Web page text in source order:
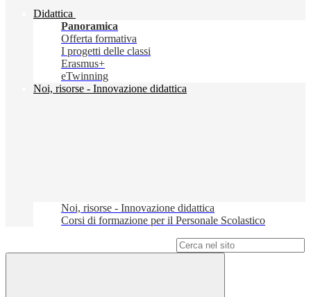
Didattica
Panoramica
Offerta formativa
I progetti delle classi
Erasmus+
eTwinning
Noi, risorse - Innovazione didattica
Noi, risorse - Innovazione didattica
Corsi di formazione per il Personale Scolastico